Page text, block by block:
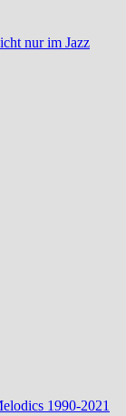
nur im Jazz
1990-2021